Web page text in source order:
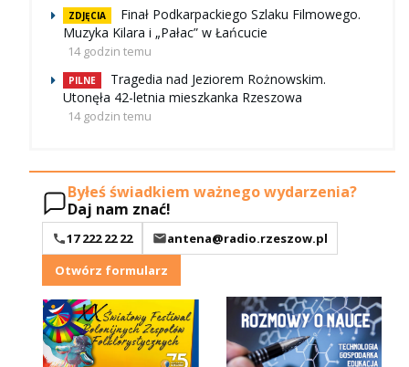
ZDJĘCIA
Finał Podkarpackiego Szlaku Filmowego.
Muzyka Kilara i „Pałac” w Łańcucie
14 godzin temu
PILNE
Tragedia nad Jeziorem Rożnowskim.
Utonęła 42-letnia mieszkanka Rzeszowa
14 godzin temu
Byłeś świadkiem ważnego wydarzenia?
Daj nam znać!
17 222 22 22
antena@radio.rzeszow.pl
Otwórz formularz